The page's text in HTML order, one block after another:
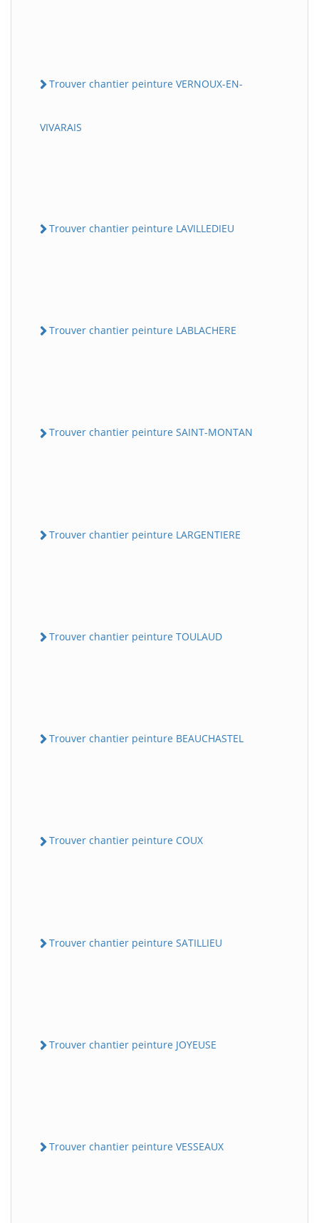
Trouver chantier peinture VERNOUX-EN-
VIVARAIS
Trouver chantier peinture LAVILLEDIEU
Trouver chantier peinture LABLACHERE
Trouver chantier peinture SAINT-MONTAN
Trouver chantier peinture LARGENTIERE
Trouver chantier peinture TOULAUD
Trouver chantier peinture BEAUCHASTEL
Trouver chantier peinture COUX
Trouver chantier peinture SATILLIEU
Trouver chantier peinture JOYEUSE
Trouver chantier peinture VESSEAUX